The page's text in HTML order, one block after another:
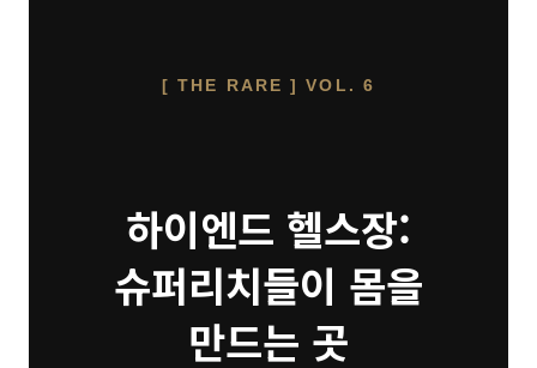
[ THE RARE ] VOL. 6
하이엔드 헬스장:
슈퍼리치들이 몸을
만드는 곳